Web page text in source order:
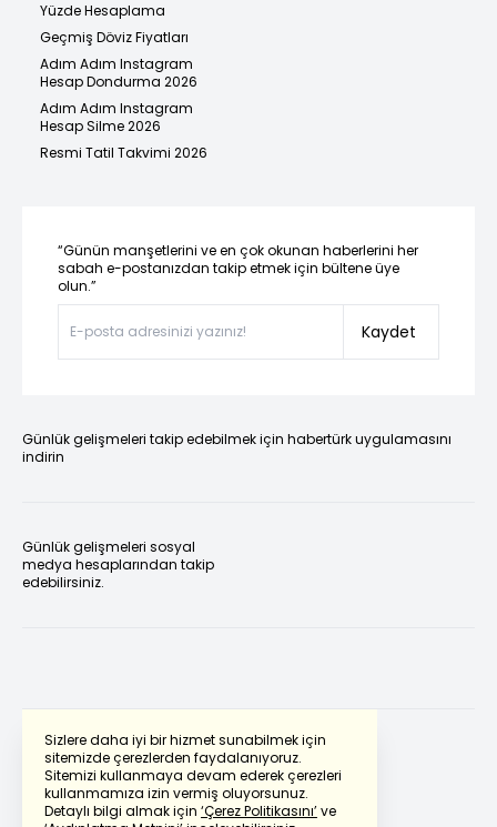
Sizlere daha iyi bir hizmet sunabilmek için
sitemizde çerezlerden faydalanıyoruz.
Sitemizi kullanmaya devam ederek çerezleri
kullanmamıza izin vermiş oluyorsunuz.
Detaylı bilgi almak için ‘Çerez Politikasını’ve
Yüzde Hesaplama
Geçmiş Döviz Fiyatları
Adım Adım Instagram
Hesap Dondurma 2026
Adım Adım Instagram
Hesap Silme 2026
Resmi Tatil Takvimi 2026
“Günün manşetlerini ve en çok okunan haberlerini her
sabah e-postanızdan takip etmek için bültene üye
olun.”
Kaydet
Günlük gelişmeleri takip edebilmek için habertürk uygulamasını
indirin
Günlük gelişmeleri sosyal
medya hesaplarından takip
edebilirsiniz.
Powered by Translate